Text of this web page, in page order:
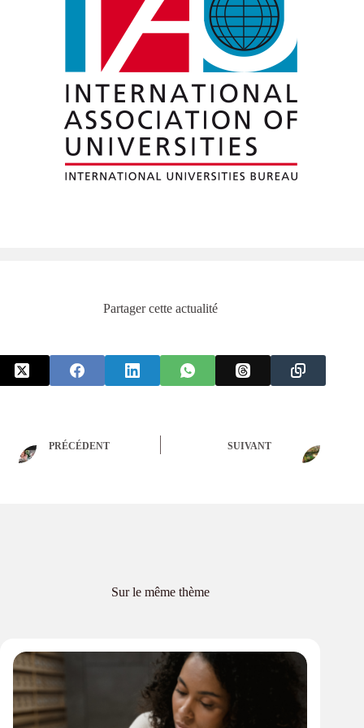
Partager cette actualité
PRÉCÉDENT SUIVANT
Sur le même thème